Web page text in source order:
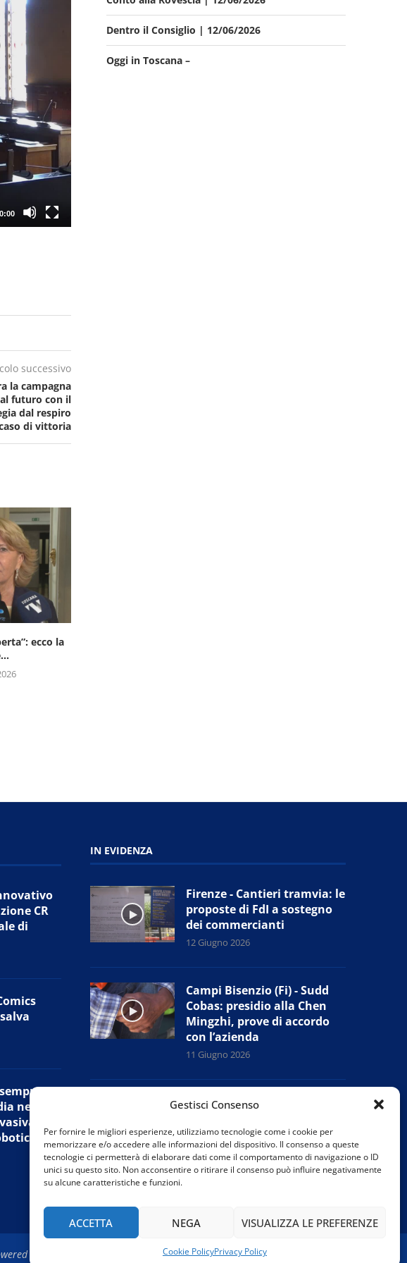
Gestisci Consenso
Per fornire le migliori esperienze, utilizziamo tecnologie come i cookie per
memorizzare e/o accedere alle informazioni del dispositivo. Il consenso a queste
tecnologie ci permetterà di elaborare dati come il comportamento di navigazione o ID
unici su questo sito. Non acconsentire o ritirare il consenso può influire negativamente
su alcune caratteristiche e funzioni.
ACCETTA NEGA VISUALIZZA LE PREFERENZE
Cookie PolicyPrivacy Policy
successivo
la campagna
futuro con il
dal respiro
di vittoria
ecco la
Dentro il Consiglio | 12/06/2026
Oggi in Toscana –
CR
di
nella
IN EVIDENZA
Firenze - Cantieri tramvia: le
proposte di FdI a sostegno
dei commercianti
12 Giugno 2026
Campi Bisenzio (Fi) - Sudd
Cobas: presidio alla Chen
Mingzhi, prove di accordo
con l’azienda
11 Giugno 2026
Prato - Nuova giunta
“Tutelare i negozi di
vicinato”
11 Giugno 2026
by